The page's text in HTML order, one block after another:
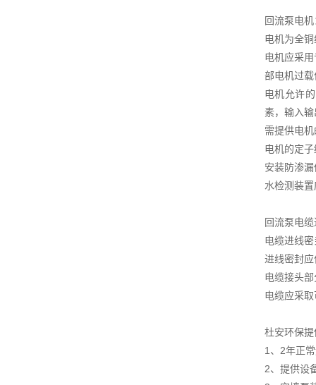
回流泵电机
电机为全
电机应采
部电机过
电机允许
素，输入
需提供电
电机的定
安装防渗
水检测装
回流泵电
电缆进线
进线密封
电缆接头
电缆应采
杜安环保
1、2年正
2、提供设